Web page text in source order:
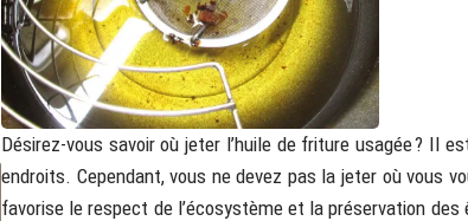
Désirez-vous savoir où jeter l’huile de friture usagée ? Il
endroits. Cependant, vous ne devez pas la jeter où vous
favorise le respect de l’écosystème et la préservation